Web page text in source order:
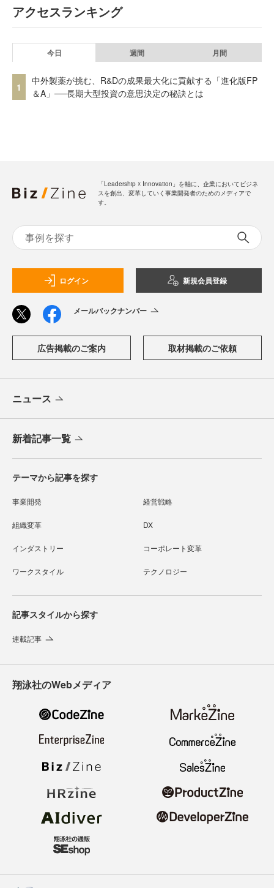
アクセスランキング
今日 週間 月間
1
中外製薬が挑む、R&Dの成果最大化に貢献する「進化版FP
＆A」──長期大型投資の意思決定の秘訣とは
「Leadership ☓ Innovation」を軸に、企業においてビジネ
スを創出、変革していく事業開発者のためのメディアで
す。
ログイン 新規会員登録
メールバックナンバー
広告掲載のご案内 取材掲載のご依頼
ニュース
新着記事一覧
テーマから記事を探す
事業開発 経営戦略
組織変革 DX
インダストリー コーポレート変革
ワークスタイル テクノロジー
記事スタイルから探す
連載記事
翔泳社のWebメディア